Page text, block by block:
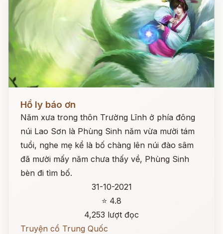
Đọc ngay
Hồ ly báo ơn
Năm xưa trong thôn Trường Lĩnh ở phía đông
núi Lao Sơn là Phùng Sinh năm vừa mười tám
tuổi, nghe mẹ kể là bố chàng lên núi đào sâm
đã mười mấy năm chưa thấy về, Phùng Sinh
bèn đi tìm bố.
31-10-2021
⭐ 4.8
4,253 lượt đọc
Truyện cổ Trung Quốc